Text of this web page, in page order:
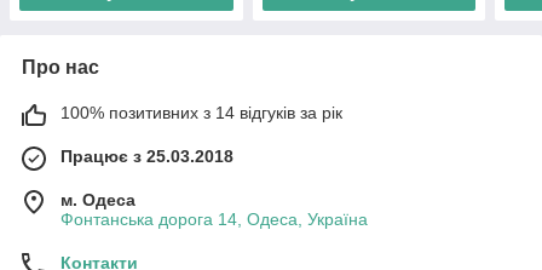
Про нас
100% позитивних з 14 відгуків за рік
Працює з 25.03.2018
м. Одеса
Фонтанська дорога 14, Одеса, Україна
Контакти